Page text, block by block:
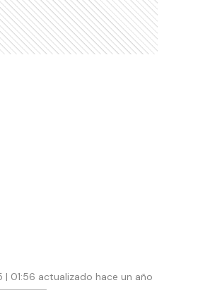
01:56 actualizado hace un año